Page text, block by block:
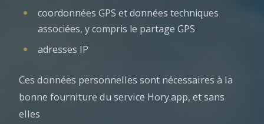
coordonnées GPS et données techniques
associées, y compris le partage GPS
adresses IP
Ces données personnelles sont nécessaires à la
bonne fourniture du service Hory.app, et sans
elles